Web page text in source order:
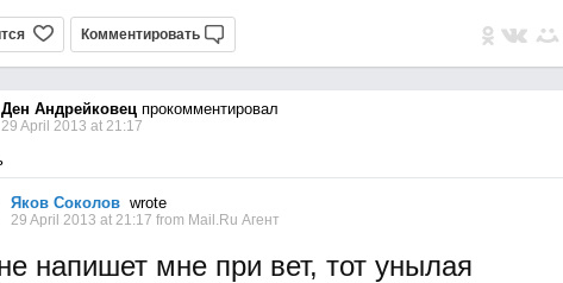
Комментировать
Ден Андрейковецпрокомментировал
29 April 2013 at 21:17
Яков Соколовwrote
29 April 2013 at 21:17 from Mail.Ru Агент
напишет мне при вет, тот унылая